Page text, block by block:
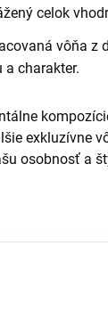
celok
vôňa z
charakter.
exkluzívne
osobnosť a